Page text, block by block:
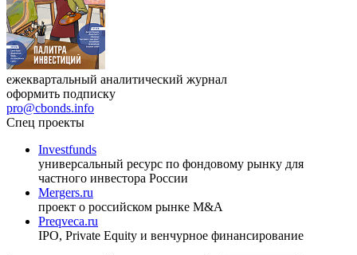
ежеквартальный аналитический журнал
оформить подписку
pro@cbonds.info
Спец проекты
Investfunds
универсальный ресурс по фондовому рынку для
частного инвестора России
Mergers.ru
проект о российском рынке M&A
Preqveca.ru
IPO, Private Equity и венчурное финансирование